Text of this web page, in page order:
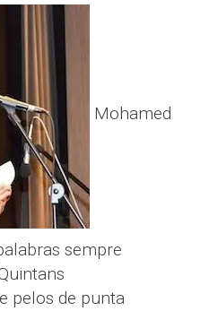
Mohamed
sempre
pelos de punta